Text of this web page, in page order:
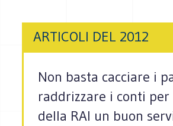
ARTICOLI DEL 2012
Non basta cacciare i
raddrizzare i conti
della RAI un buon